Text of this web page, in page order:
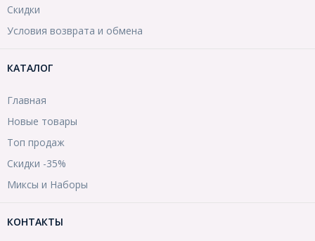
Скидки
Условия возврата и обмена
КАТАЛОГ
Главная
Новые товары
Топ продаж
Скидки -35%
Миксы и Наборы
КОНТАКТЫ